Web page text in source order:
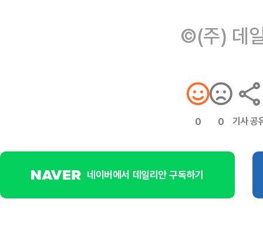
©(주) 데
0 0 기사 공
네이버에서 데일리안 구독하기